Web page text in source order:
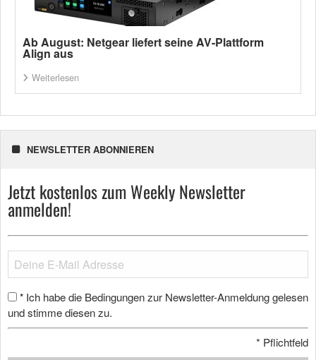
Ab August: Netgear liefert seine AV-Plattform
Align aus
Weiterlesen
NEWSLETTER ABONNIEREN
Jetzt kostenlos zum Weekly Newsletter
anmelden!
* Ich habe die Bedingungen zur Newsletter-Anmeldung gelesen
und stimme diesen zu.
* Pflichtfeld